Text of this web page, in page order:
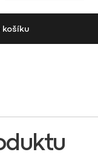
košíku